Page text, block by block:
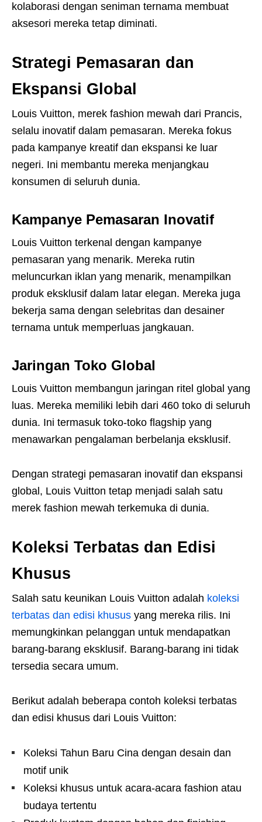
kolaborasi dengan seniman ternama membuat
aksesori mereka tetap diminati.
Strategi Pemasaran dan
Ekspansi Global
Louis Vuitton, merek fashion mewah dari Prancis,
selalu inovatif dalam pemasaran. Mereka fokus
pada kampanye kreatif dan ekspansi ke luar
negeri. Ini membantu mereka menjangkau
konsumen di seluruh dunia.
Kampanye Pemasaran Inovatif
Louis Vuitton terkenal dengan kampanye
pemasaran yang menarik. Mereka rutin
meluncurkan iklan yang menarik, menampilkan
produk eksklusif dalam latar elegan. Mereka juga
bekerja sama dengan selebritas dan desainer
ternama untuk memperluas jangkauan.
Jaringan Toko Global
Louis Vuitton membangun jaringan ritel global yang
luas. Mereka memiliki lebih dari 460 toko di seluruh
dunia. Ini termasuk toko-toko flagship yang
menawarkan pengalaman berbelanja eksklusif.
Dengan strategi pemasaran inovatif dan ekspansi
global, Louis Vuitton tetap menjadi salah satu
merek fashion mewah terkemuka di dunia.
Koleksi Terbatas dan Edisi
Khusus
Salah satu keunikan Louis Vuitton adalah koleksi
terbatas dan edisi khusus yang mereka rilis. Ini
memungkinkan pelanggan untuk mendapatkan
barang-barang eksklusif. Barang-barang ini tidak
tersedia secara umum.
Berikut adalah beberapa contoh koleksi terbatas
dan edisi khusus dari Louis Vuitton:
Koleksi Tahun Baru Cina dengan desain dan
motif unik
Koleksi khusus untuk acara-acara fashion atau
budaya tertentu